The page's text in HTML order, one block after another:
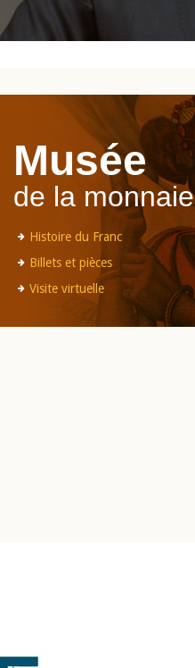
Musée
de la monnaie
Histoire du Franc
Billets et pièces
Visite virtuelle